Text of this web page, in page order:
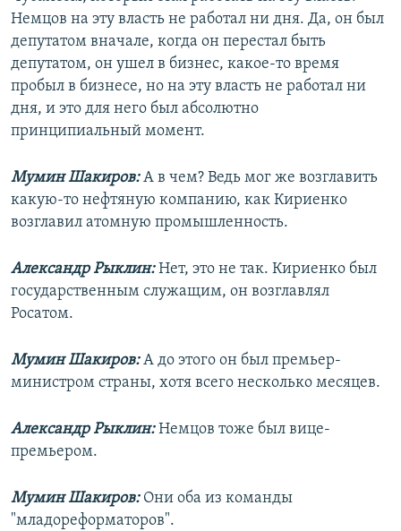
Немцов на эту власть не работал ни дня. Да, он был
депутатом вначале, когда он перестал быть
депутатом, он ушел в бизнес, какое-то время
пробыл в бизнесе, но на эту власть не работал ни
дня, и это для него был абсолютно
принципиальный момент.
Мумин Шакиров:А в чем? Ведь мог же возглавить
какую-то нефтяную компанию, как Кириенко
возглавил атомную промышленность.
Александр Рыклин:Нет, это не так. Кириенко был
государственным служащим, он возглавлял
Росатом.
Мумин Шакиров:А до этого он был премьер-
министром страны, хотя всего несколько месяцев.
Александр Рыклин:Немцов тоже был вице-
премьером.
Мумин Шакиров: Они оба из команды
"младореформаторов".